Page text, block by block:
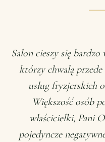
Salon cieszy się
którzy chwalą
usług fryzjerskich
Większość osób
właścicielki, Pani
pojedyncze